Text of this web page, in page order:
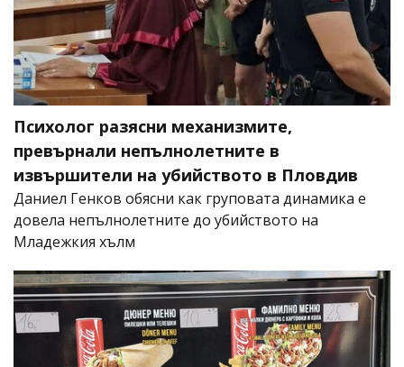
Психолог разясни механизмите,
превърнали непълнолетните в
извършители на убийството в Пловдив
Даниел Генков обясни как груповата динамика е
довела непълнолетните до убийството на
Младежкия хълм